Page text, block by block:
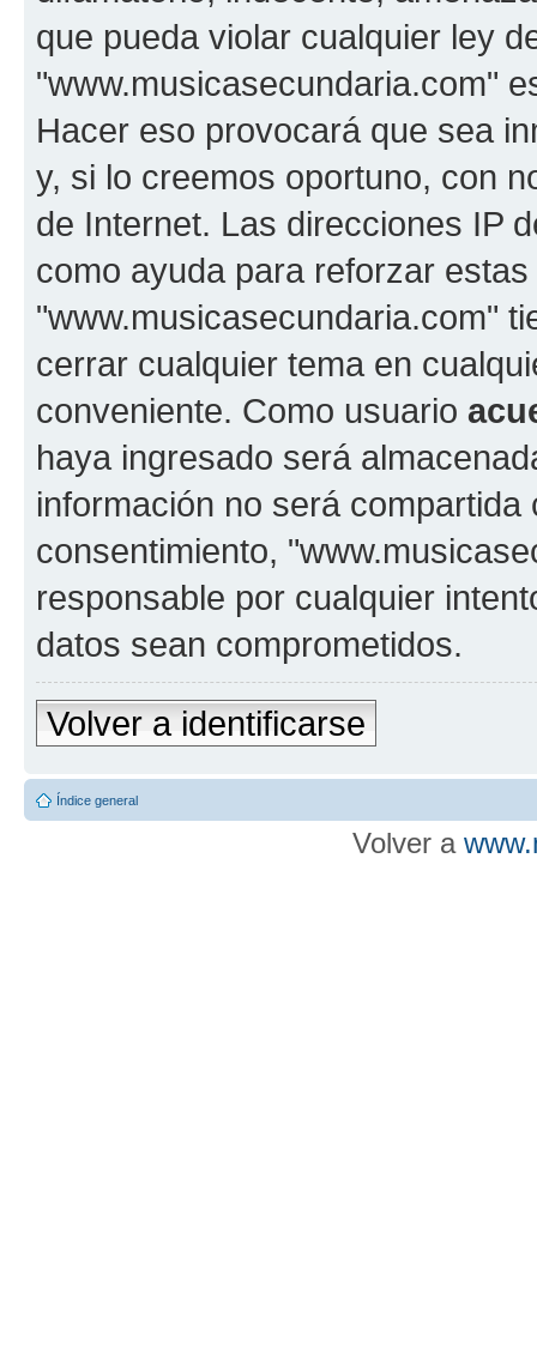
que pueda violar cualquier ley
"www.musicasecundaria.com"
Hacer eso provocará que sea
y, si lo creemos oportuno, con
de Internet. Las direcciones IP
como ayuda para reforzar
"www.musicasecundaria.com"
cerrar cualquier tema en
conveniente. Como usuario
haya ingresado será
información no será
consentimiento,
responsable por cualquier
datos sean comprometidos.
Volver a identificarse
Índice general
Volver a